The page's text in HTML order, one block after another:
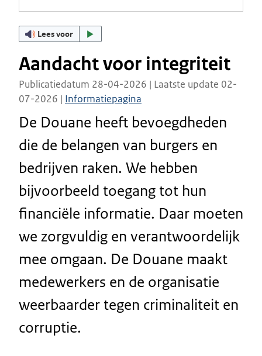
Lees voor
Aandacht voor integriteit
Publicatiedatum 28-04-2026 | Laatste update 02-
07-2026 | Informatiepagina
De Douane heeft bevoegdheden
die de belangen van burgers en
bedrijven raken. We hebben
bijvoorbeeld toegang tot hun
financiële informatie. Daar moeten
we zorgvuldig en verantwoordelijk
mee omgaan. De Douane maakt
medewerkers en de organisatie
weerbaarder tegen criminaliteit en
corruptie.